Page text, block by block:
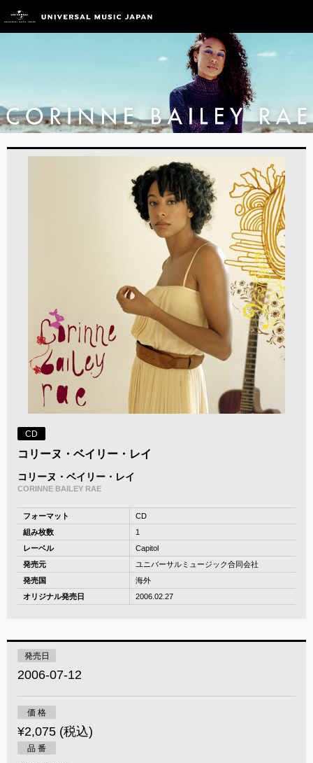
CD
コリーヌ・ベイリー・レイ
コリーヌ・ベイリー・レイ
CORINNE BAILEY RAE
フォーマット
CD
組み枚数
1
レーベル
Capitol
発売元
ユニバーサルミュージック合同会社
発売国
海外
オリジナル発売日
2006.02.27
発売日
2006-07-12
価 格
¥2,075 (税込)
品 番